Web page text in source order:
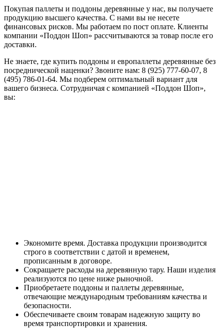
Покупая паллеты и поддоны деревянные у нас, вы получаете
продукцию высшего качества. С нами вы не несете
финансовых рисков. Мы работаем по пост оплате. Клиенты
компании «Поддон Шоп» рассчитываются за товар после его
доставки.
Не знаете, где купить поддоны и европаллеты деревянные без
посреднической наценки? Звоните нам: 8 (925) 777-60-07, 8
(495) 786-01-64. Мы подберем оптимальный вариант для
вашего бизнеса. Сотрудничая с компанией «Поддон Шоп»,
вы:
Экономите время. Доставка продукции производится
строго в соответствии с датой и временем,
прописанным в договоре.
Сокращаете расходы на деревянную тару. Наши изделия
реализуются по цене ниже рыночной.
Приобретаете поддоны и паллеты деревянные,
отвечающие международным требованиям качества и
безопасности.
Обеспечиваете своим товарам надежную защиту во
время транспортировки и хранения.